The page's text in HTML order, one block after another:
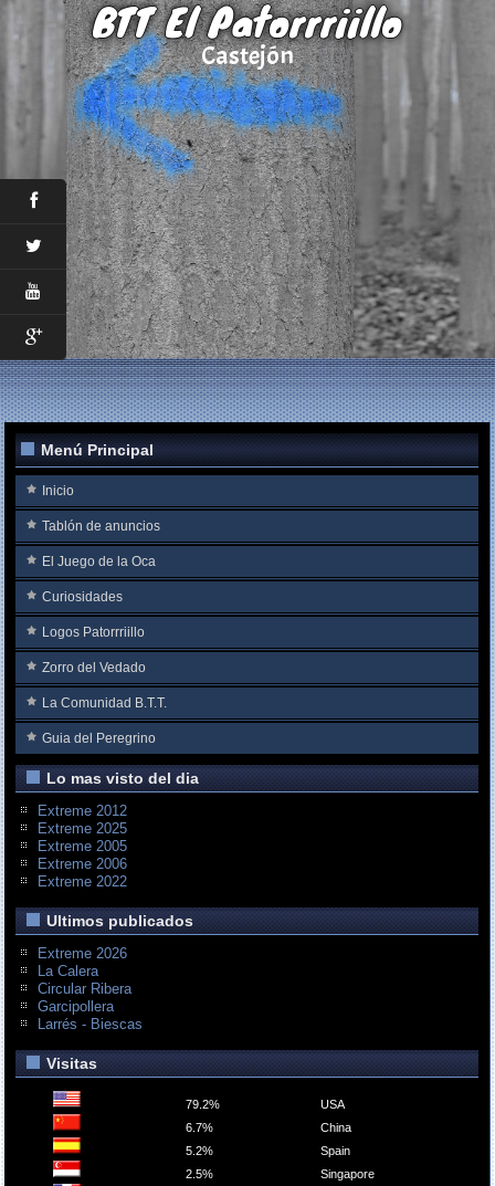
BTT El Patorrriillo
Castejón
Menú Principal
Inicio
Tablón de anuncios
El Juego de la Oca
Curiosidades
Logos Patorrriillo
Zorro del Vedado
La Comunidad B.T.T.
Guia del Peregrino
Lo mas visto del dia
Extreme 2012
Extreme 2025
Extreme 2005
Extreme 2006
Extreme 2022
Ultimos publicados
Extreme 2026
La Calera
Circular Ribera
Garcipollera
Larrés - Biescas
Visitas
79.2%
USA
6.7%
China
5.2%
Spain
2.5%
Singapore